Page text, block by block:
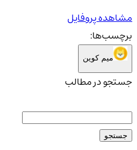
مشاهده پروفایل
برچسب‌ها:
میم کوین
جستجو در مطالب
جستجو